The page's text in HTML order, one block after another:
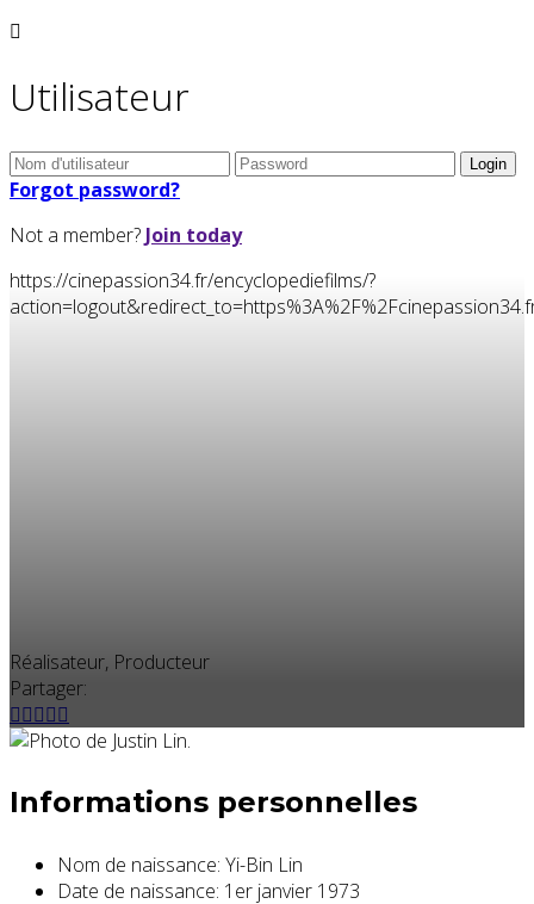
Utilisateur
Forgot password?
Not a member? Join today
https://cinepassion34.fr/encyclopediefilms/?
Réalisateur, Producteur
Partager:
Informations personnelles
Nom de naissance: Yi-Bin Lin
Date de naissance: 1er janvier 1973